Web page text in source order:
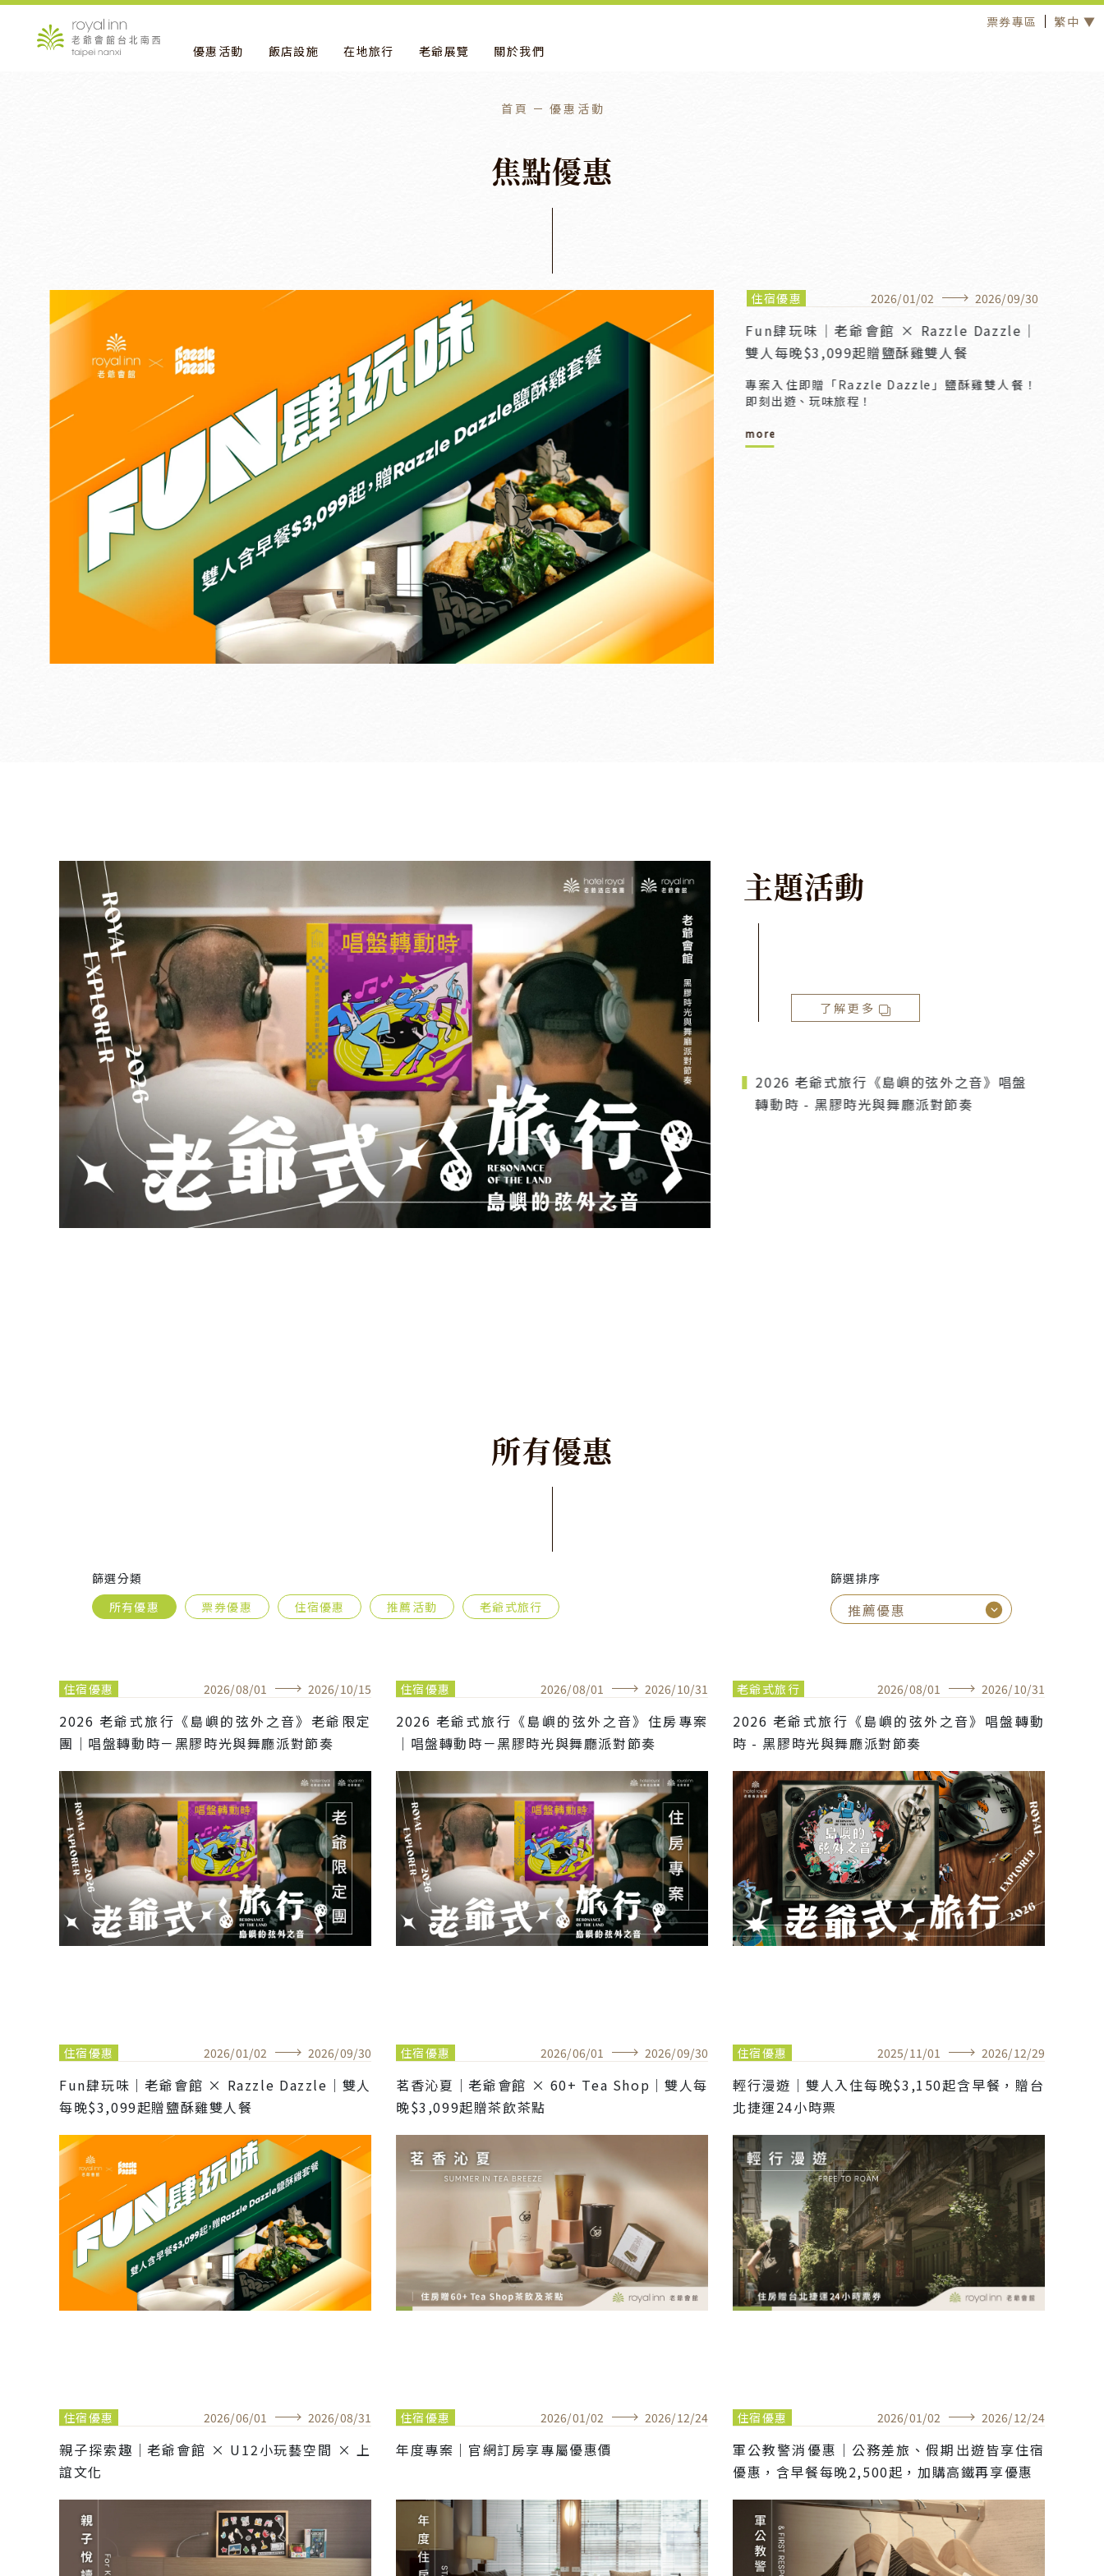
優惠活動 飯店設施 在地旅行 老爺展覽 關於我們
票券專區 繁中 ▼
首頁 優惠活動
焦點優惠
住宿優惠 2026/01/02 2026/09/30
Fun肆玩味｜老爺會館 × Razzle Dazzle｜
雙人每晚$3,099起贈鹽酥雞雙人餐
專案入住即贈「Razzle Dazzle」鹽酥雞雙人餐！
即刻出遊、玩味旅程！
more
主題活動
了解更多
2026 老爺式旅行《島嶼的弦外之音》唱盤
轉動時 - 黑膠時光與舞廳派對節奏
所有優惠
篩選分類
所有優惠
票券優惠 住宿優惠 推薦活動 老爺式旅行
篩選排序
住宿優惠 2026/08/01 2026/10/15
2026 老爺式旅行《島嶼的弦外之音》老爺限定
團｜唱盤轉動時－黑膠時光與舞廳派對節奏
住宿優惠 2026/08/01 2026/10/31
2026 老爺式旅行《島嶼的弦外之音》住房專案
｜唱盤轉動時－黑膠時光與舞廳派對節奏
老爺式旅行 2026/08/01 2026/10/31
2026 老爺式旅行《島嶼的弦外之音》唱盤轉動
時 - 黑膠時光與舞廳派對節奏
住宿優惠 2026/01/02 2026/09/30
Fun肆玩味｜老爺會館 × Razzle Dazzle｜雙人
每晚$3,099起贈鹽酥雞雙人餐
住宿優惠 2026/06/01 2026/09/30
茗香沁夏｜老爺會館 × 60+ Tea Shop｜雙人每
晚$3,099起贈茶飲茶點
住宿優惠 2025/11/01 2026/12/29
輕行漫遊｜雙人入住每晚$3,150起含早餐，贈台
北捷運24小時票
住宿優惠 2026/06/01 2026/08/31
親子探索趣｜老爺會館 × U12小玩藝空間 × 上
誼文化
住宿優惠 2026/01/02 2026/12/24
年度專案｜官網訂房享專屬優惠價
住宿優惠 2026/01/02 2026/12/24
軍公教警消優惠｜公務差旅、假期出遊皆享住宿
優惠，含早餐每晚2,500起，加購高鐵再享優惠